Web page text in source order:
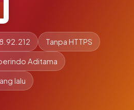
Tanpa HTTPS
Aditama
lalu